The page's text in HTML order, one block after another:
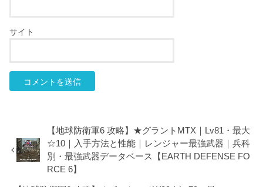
サイト
【地球防衛軍6 攻略】★グラントMTX｜Lv81・最大
☆10｜入手方法と性能｜レンジャー最強武器｜兵科
別・最強武器データベース【EARTH DEFENSE FO
RCE 6】